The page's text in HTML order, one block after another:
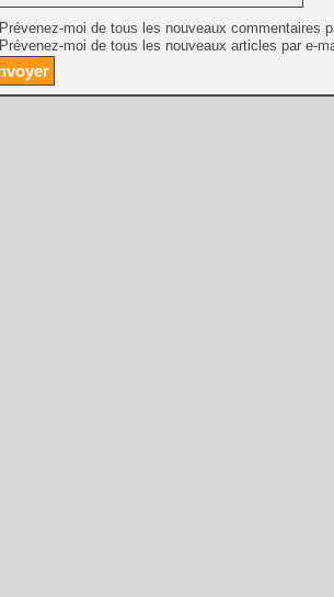
Prévenez-moi de tous les nouveaux commentaires
Prévenez-moi de tous les nouveaux articles par e-